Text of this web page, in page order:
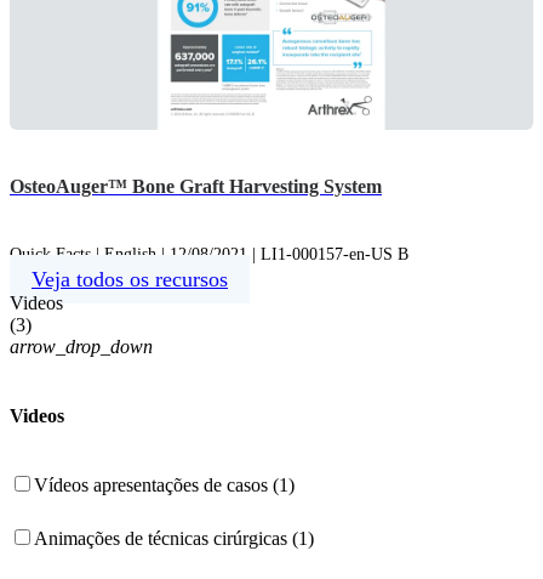
OsteoAuger™ Bone Graft Harvesting System
Quick Facts | English | 12/08/2021 | LI1-000157-en-US B
Veja todos os recursos
Videos
(3)
arrow_drop_down
Videos
Vídeos apresentações de casos (1)
Animações de técnicas cirúrgicas (1)